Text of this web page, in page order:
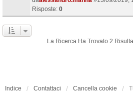
Risposte: 0
La Ricerca Ha Trovato 2
Indice Contattaci Cancella cookie